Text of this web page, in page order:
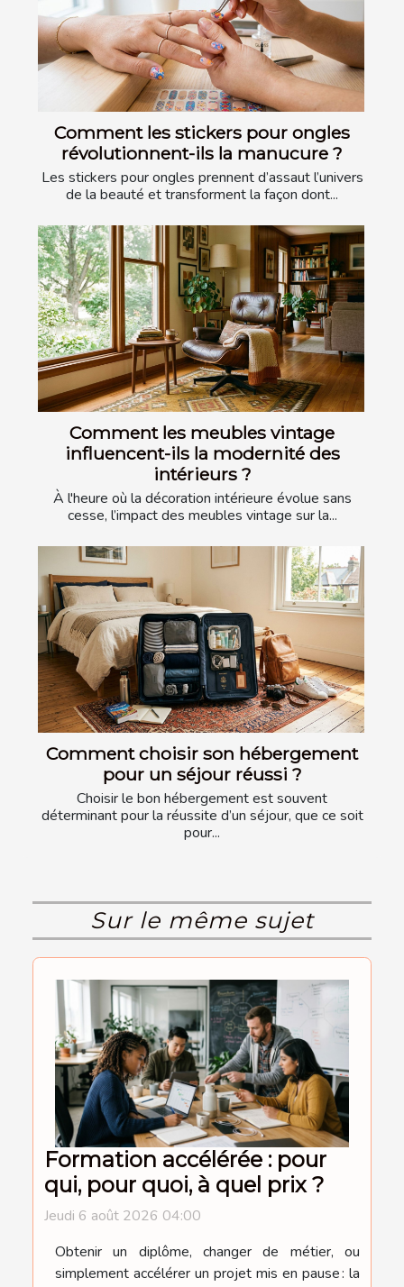
Comment les stickers pour ongles
révolutionnent-ils la manucure ?
Les stickers pour ongles prennent d’assaut l’univers
de la beauté et transforment la façon dont...
Comment les meubles vintage
influencent-ils la modernité des
intérieurs ?
À l'heure où la décoration intérieure évolue sans
cesse, l’impact des meubles vintage sur la...
Comment choisir son hébergement
pour un séjour réussi ?
Choisir le bon hébergement est souvent
déterminant pour la réussite d’un séjour, que ce soit
pour...
Sur le même sujet
Formation accélérée : pour
qui, pour quoi, à quel prix ?
Jeudi 6 août 2026 04:00
Obtenir un diplôme, changer de métier, ou
simplement accélérer un projet mis en pause : la